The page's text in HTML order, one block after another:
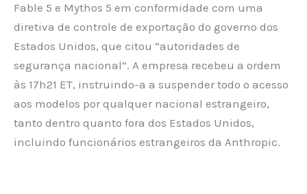
Fable 5 e Mythos 5 em conformidade com uma
diretiva de controle de exportação do governo dos
Estados Unidos, que citou “autoridades de
segurança nacional”. A empresa recebeu a ordem
às 17h21 ET, instruindo-a a suspender todo o acesso
aos modelos por qualquer nacional estrangeiro,
tanto dentro quanto fora dos Estados Unidos,
incluindo funcionários estrangeiros da Anthropic.